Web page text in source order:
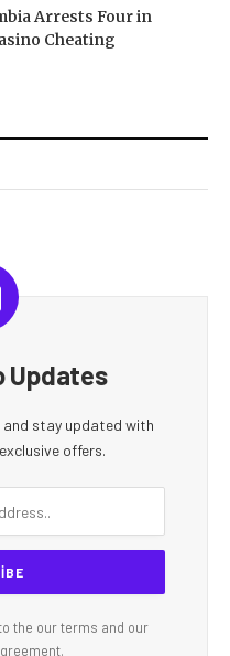
Arrests Four in
Cheating
Updates
stay updated with
offers.
the our terms and our